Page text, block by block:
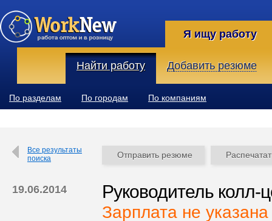
Я ищу работу
Найти работу Добавить резюме
По разделам По городам По компаниям
Все результаты
поиска
Отправить резюме
19.06.2014 Руководитель колл-
Зарплата не указана